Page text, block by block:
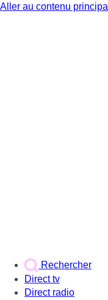
Aller au contenu principal
Rechercher
Direct tv
Direct radio